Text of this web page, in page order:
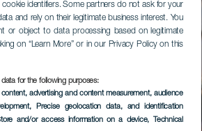
identifiers. Some partners do not ask for your
and rely on their legitimate business interest. You
or object to data processing based on legitimate
on “Learn More” or in our Privacy Policy on this
for the following purposes:
advertising and content measurement, audience
, Precise geolocation data, and identification
and/or access information on a device, Technical